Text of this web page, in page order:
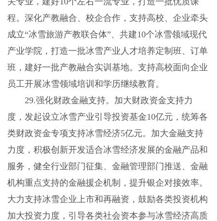
程。深化产教融合、校企合作，支持高校、企业牵头
成立“冰雪旅游产教联合体”、共建10个冰雪领域现代
产业学院，打造一批冰雪产业人才培养定制班、订单
班，建好一批产教融合实训基地。支持高校面向企业
员工开展冰雪领域培训和学历继续教育。
29.强化财政金融支持。加大财政资金支持力
度，发起设立冰雪产业引导投资基金10亿元，统筹各
类财政资金专项支持冰雪经济5亿元。加大金融支持
力度，积极创新开发适合冰雪经济发展的金融产品和
服务，健全行业部门征集、金融管理部门推送、金融
机构重点支持的金融援企机制，提升银企对接效率。
大力支持冰雪企业上市和再融资，鼓励各类投资机构
加大投资力度，引导各类社会资本参与冰雪经济高质